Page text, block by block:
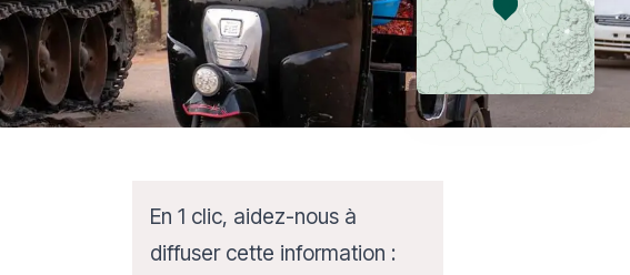
En 1 clic, aidez-nous à
diffuser cette information :